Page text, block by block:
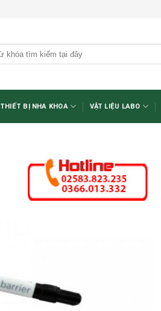
THIẾT BỊ NHA KHOA VẬT LIỆU LABO